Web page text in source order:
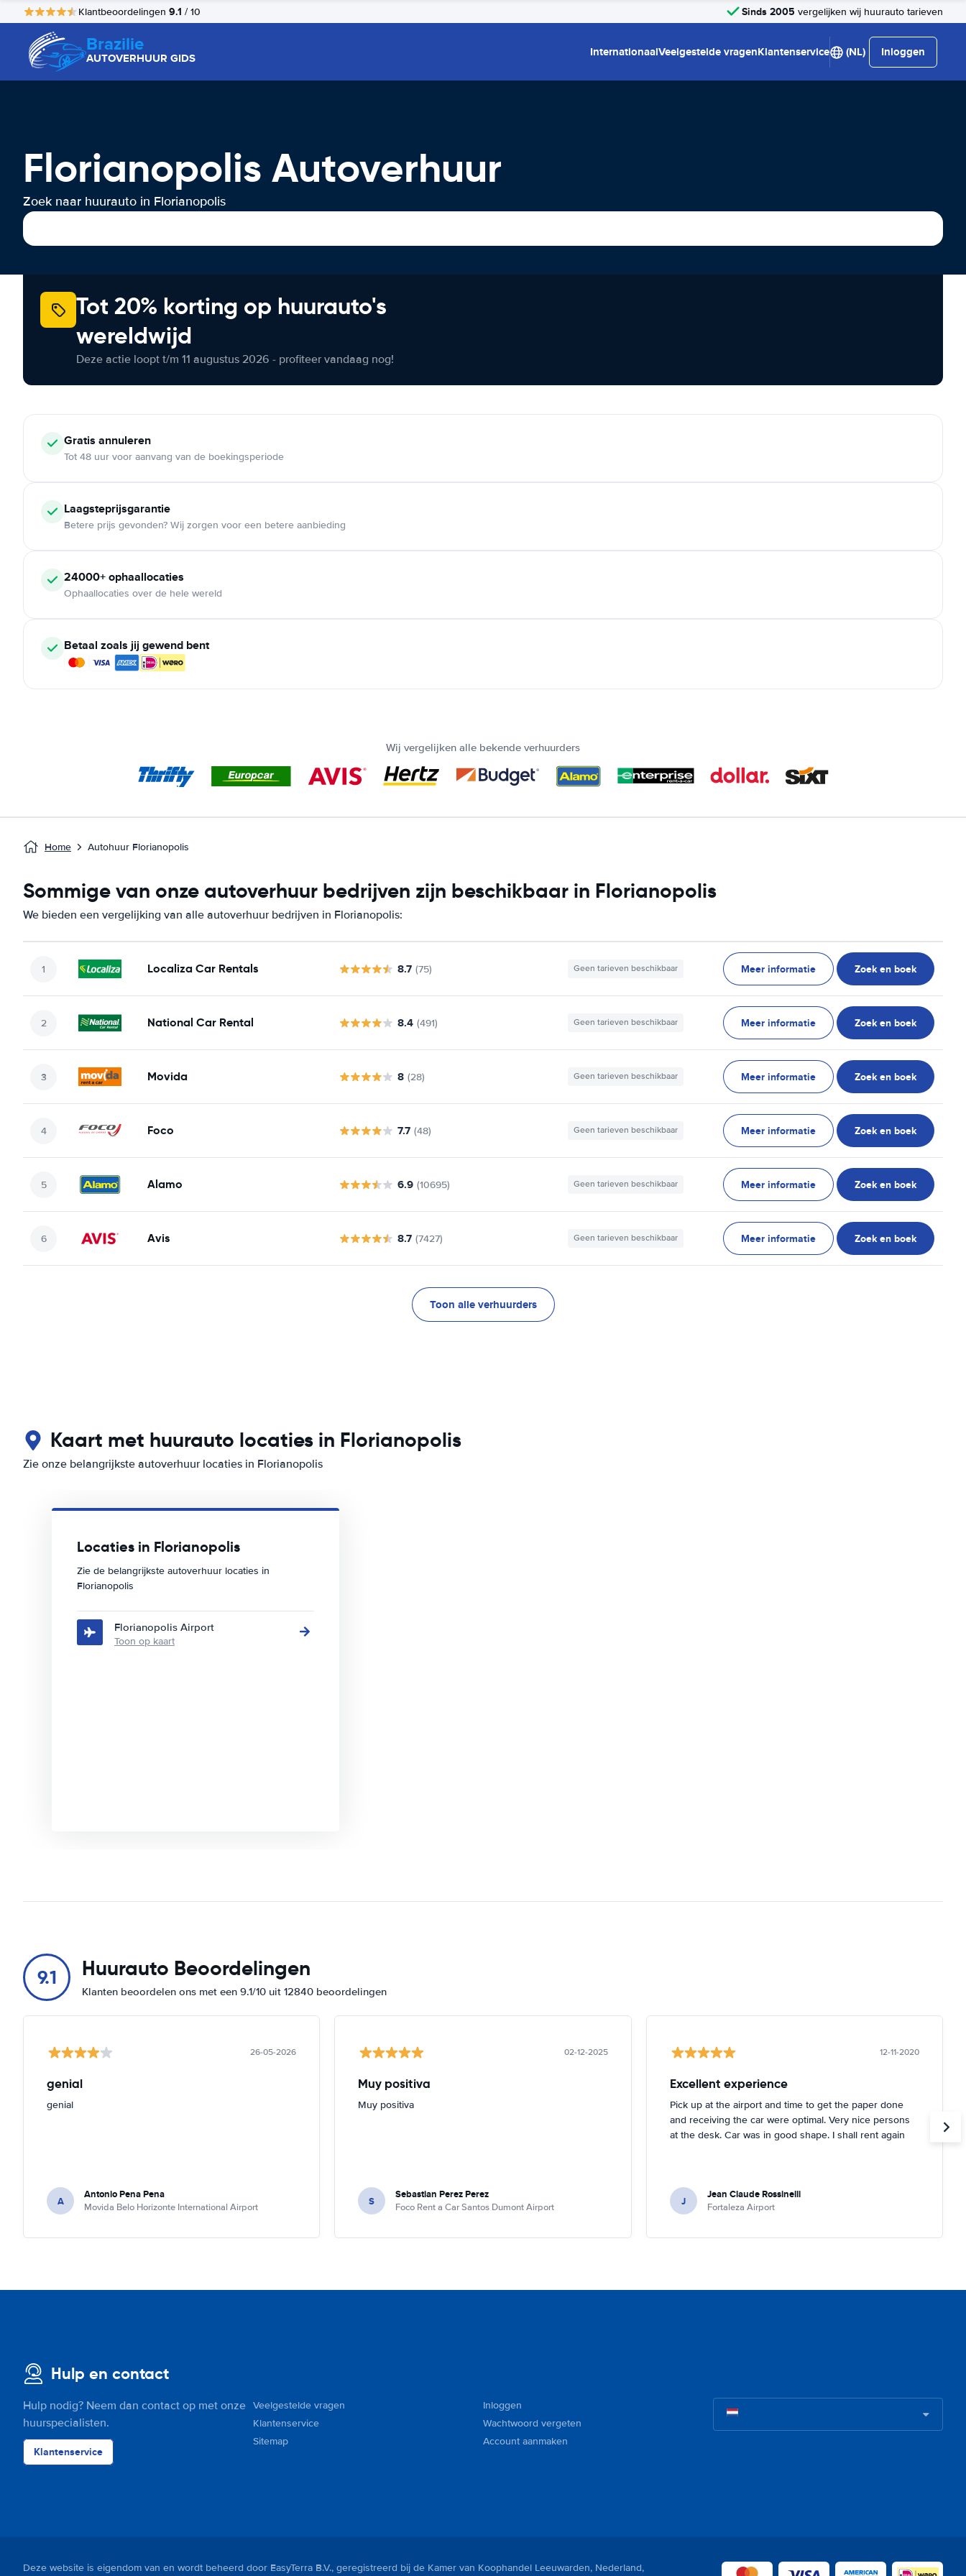
Klantbeoordelingen 9.1 / 10 Sinds 2005 vergelijken wij huurauto tarieven
Brazilie
AUTOVERHUUR GIDS InternationaalVeelgestelde vragenKlantenservice (NL) Inloggen
Florianopolis Autoverhuur
Zoek naar huurauto in Florianopolis
Tot 20% korting op huurauto's
wereldwijd
Deze actie loopt t/m 11 augustus 2026 - profiteer vandaag nog!
Gratis annuleren
Tot 48 uur voor aanvang van de boekingsperiode
Laagsteprijsgarantie
Betere prijs gevonden? Wij zorgen voor een betere aanbieding
24000+ ophaallocaties
Ophaallocaties over de hele wereld
Betaal zoals jij gewend bent
Wij vergelijken alle bekende verhuurders
Home Autohuur Florianopolis
Sommige van onze autoverhuur bedrijven zijn beschikbaar in Florianopolis
We bieden een vergelijking van alle autoverhuur bedrijven in Florianopolis:
Localiza Car Rentals 8.7 (75) Geen tarieven beschikbaar Meer informatie Zoek en boek
National Car Rental 8.4 (491) Geen tarieven beschikbaar Meer informatie Zoek en boek
Movida 8 (28) Geen tarieven beschikbaar Meer informatie Zoek en boek
Foco 7.7 (48) Geen tarieven beschikbaar Meer informatie Zoek en boek
Alamo 6.9 (10695) Geen tarieven beschikbaar Meer informatie Zoek en boek
Avis 8.7 (7427) Geen tarieven beschikbaar Meer informatie Zoek en boek
Toon alle verhuurders
Kaart met huurauto locaties in Florianopolis
Zie onze belangrijkste autoverhuur locaties in Florianopolis
Locaties in Florianopolis
Zie de belangrijkste autoverhuur locaties in
Florianopolis
Florianopolis Airport
Toon op kaart
9.1 Huurauto Beoordelingen
Klanten beoordelen ons met een 9.1/10 uit 12840 beoordelingen
26-05-2026
genial
genial
A Antonio Pena Pena
Movida Belo Horizonte International Airport
02-12-2025
Muy positiva
Muy positiva
S Sebastian Perez Perez
Foco Rent a Car Santos Dumont Airport
12-11-2020
Excellent experience
Pick up at the airport and time to get the paper done
and receiving the car were optimal. Very nice persons
at the desk. Car was in good shape. I shall rent again
J Jean Claude Rossinelli
Fortaleza Airport
Hulp en contact
Hulp nodig? Neem dan contact op met onze
huurspecialisten.
Klantenservice
Veelgestelde vragen
Klantenservice
Sitemap
Inloggen
Wachtwoord vergeten
Account aanmaken
Deze website is eigendom van en wordt beheerd door EasyTerra B.V., geregistreerd bij de Kamer van Koophandel Leeuwarden, Nederland,